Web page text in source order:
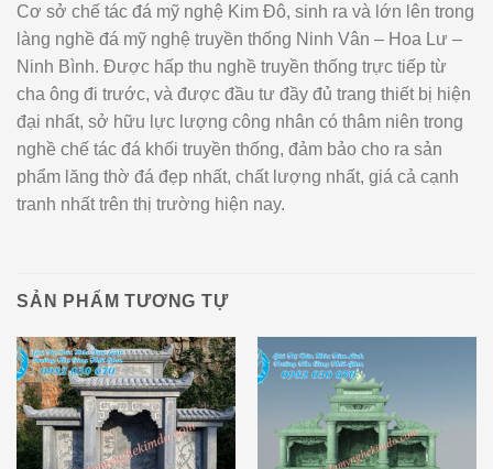
Cơ sở chế tác đá mỹ nghệ Kim Đô, sinh ra và lớn lên trong
làng nghề đá mỹ nghệ truyền thống Ninh Vân – Hoa Lư –
Ninh Bình. Được hấp thu nghề truyền thống trực tiếp từ
cha ông đi trước, và được đầu tư đầy đủ trang thiết bị hiện
đại nhất, sở hữu lực lượng công nhân có thâm niên trong
nghề chế tác đá khối truyền thống, đảm bảo cho ra sản
phẩm lăng thờ đá đẹp nhất, chất lượng nhất, giá cả cạnh
tranh nhất trên thị trường hiện nay.
SẢN PHẨM TƯƠNG TỰ